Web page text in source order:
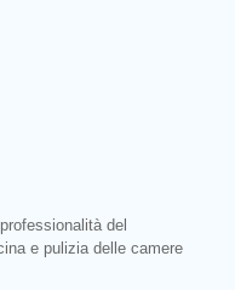
del
e pulizia delle camere